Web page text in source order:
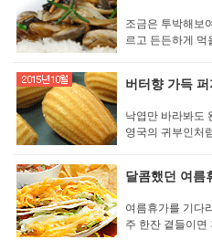
조금은 투박해보
르고 든든하게 먹
버터향 가득
낙엽만 바라봐도
영국의 귀부인처
달콤했던 여름
여름휴가를 기다
주 한잔 곁들이면